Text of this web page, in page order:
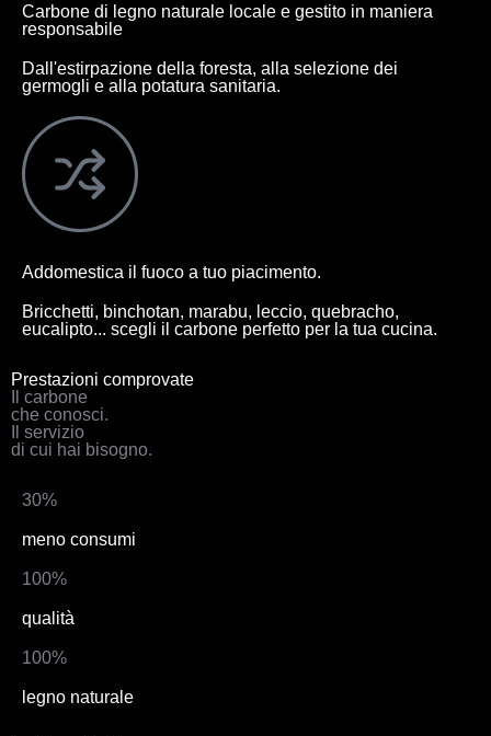
Carbone di legno naturale locale e gestito in maniera
responsabile
Dall'estirpazione della foresta, alla selezione dei
germogli e alla potatura sanitaria.
Addomestica il fuoco a tuo piacimento.
Bricchetti, binchotan, marabu, leccio, quebracho,
eucalipto... scegli il carbone perfetto per la tua cucina.
Prestazioni comprovate
Il carbone
che conosci.
Il servizio
di cui hai bisogno.
30%
meno consumi
100%
qualità
100%
legno naturale